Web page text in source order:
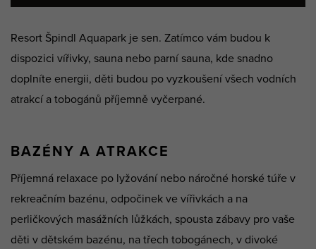
Resort Špindl Aquapark je sen. Zatímco vám budou k
dispozici vířivky, sauna nebo parní sauna, kde snadno
doplníte energii, děti budou po vyzkoušení všech vodních
atrakcí a tobogánů příjemně vyčerpané.
BAZÉNY A ATRAKCE
Příjemná relaxace po lyžování nebo náročné horské túře v
rekreačním bazénu, odpočinek ve vířivkách a na
perličkových masážních lůžkách, spousta zábavy pro vaše
děti v dětském bazénu, na třech tobogánech, v divoké